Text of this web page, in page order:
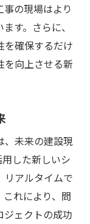
の現場はより
す。さらに、
を確保するだけ
を向上させる新
、未来の建設現
した新しいシ
リアルタイムで
れにより、問
ェクトの成功